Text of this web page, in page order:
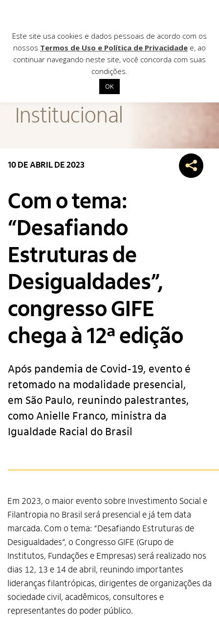
Institucional
Contato
Institucional
10 DE ABRIL DE 2023
Com o tema:
“Desafiando
Estruturas de
Desigualdades”,
congresso GIFE
chega à 12ª edição
Após pandemia de Covid-19, evento é
retomado na modalidade presencial,
em São Paulo, reunindo palestrantes,
como Anielle Franco, ministra da
Igualdade Racial do Brasil
Em 2023, o maior evento sobre Investimento Social e
Filantropia no Brasil será presencial e já tem data
marcada. Com o tema: “Desafiando Estruturas de
Desigualdades”, o Congresso GIFE (Grupo de
Institutos, Fundações e Empresas) será realizado nos
dias 12, 13 e 14 de abril, reunindo importantes
lideranças filantrópicas, dirigentes de organizações da
sociedade civil, acadêmicos, consultores e
representantes do poder público.
Este site usa cookies e dados pessoais de acordo com os
nossos Termos de Uso e Política de Privacidade e, ao
continuar navegando neste site, você concorda com suas
condições.
OK